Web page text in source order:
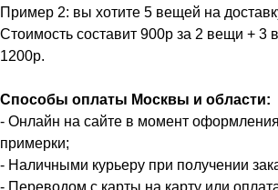
Пример 2: вы хотите 5 вещей на
Стоимость составит 900р за 2 вещи + 3
1200р.
Способы оплаты Москвы и области:
- Онлайн на сайте в момент
примерки;
- Наличными курьеру при получении